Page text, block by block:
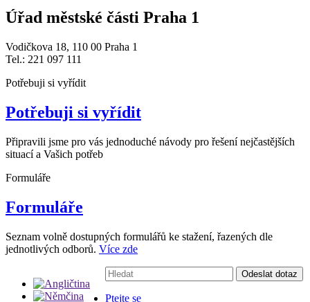
Úřad městské části Praha 1
Vodičkova 18, 110 00 Praha 1
Tel.: 221 097 111
Potřebuji si vyřídit
Potřebuji si vyřídit
Připravili jsme pro vás jednoduché návody pro řešení nejčastějších
situací a Vašich potřeb
Formuláře
Formuláře
Seznam volně dostupných formulářů ke stažení, řazených dle
jednotlivých odborů. Více zde
Vyhledávání:
Odeslat dotaz
Ptejte se